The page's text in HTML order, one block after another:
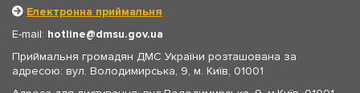
Електронна приймальня
E-mail: hotline
dmsu.gov.ua
Приймальня громадян ДМС України розташована за
адресою: вул. Володимирська, 9, м. Київ, 01001